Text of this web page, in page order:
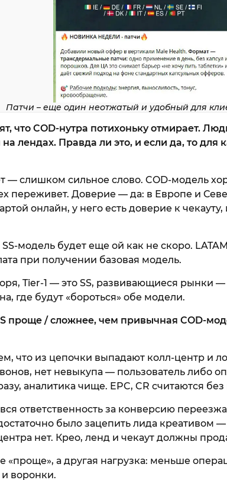
Патчи – еще один неотжатый и удобный для
что COD-нутра потихоньку отмирает.
лендах. Правда ли это, и если да, то для
— слишком сильное слово. COD-модель
переживет. Доверие — да: в Европе и
онлайн, у него есть доверие к
модель будет еще ой как не скоро.
при получении базовая модель.
Tier-1 — это SS, развивающиеся рынки
где будут «бороться» обе модели.
проще / сложнее, чем привычная COD-
что из цепочки выпадают колл-центр и
нет невыкупа — пользователь либо
аналитика чище. EPC, CR считаются
ответственность за конверсию
было зацепить лида креативом
нет. Крео, ленд и чекаут должны
«проще», а другая нагрузка: меньше
и воронки.